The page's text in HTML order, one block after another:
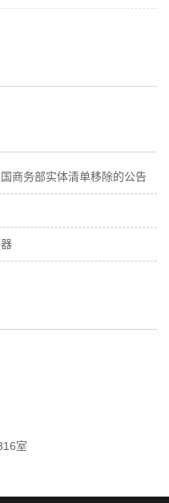
商务部实体清单移除的公告
室